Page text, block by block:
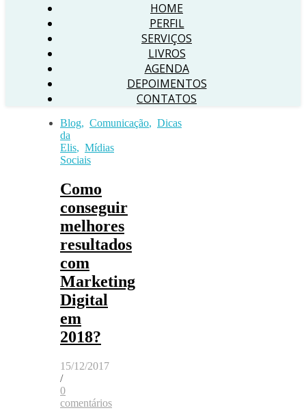
HOME
PERFIL
SERVIÇOS
LIVROS
AGENDA
DEPOIMENTOS
CONTATOS
Blog, Comunicação, Dicas
da
Elis, Mídias
Sociais
Como
conseguir
melhores
resultados
com
Marketing
Digital
em
2018?
15/12/2017
/
0
comentários